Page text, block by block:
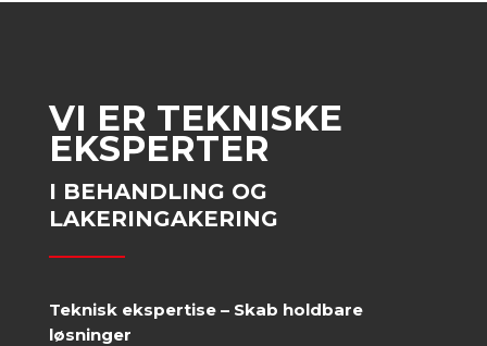
VI ER TEKNISKE
EKSPERTER
I BEHANDLING OG
LAKERINGAKERING
Teknisk ekspertise – Skab holdbare
løsninger